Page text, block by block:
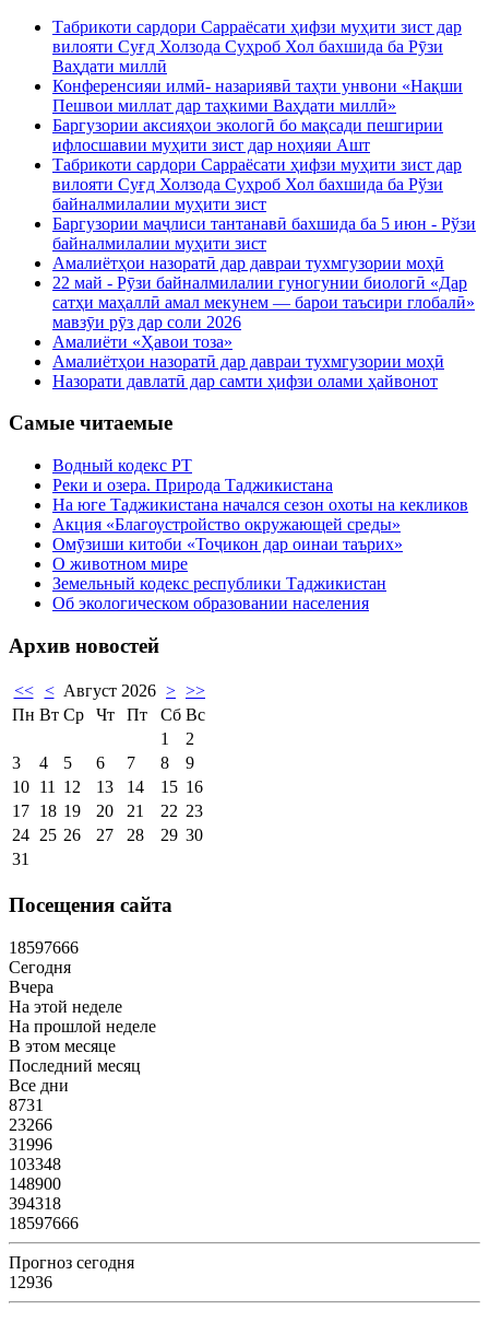
Табрикоти сардори Сарраёсати ҳифзи муҳити зист дар
вилояти Суғд Холзода Суҳроб Хол бахшида ба Рӯзи
Ваҳдати миллӣ
Конференсияи илмӣ- назариявӣ таҳти унвони «Нақши
Пешвои миллат дар таҳкими Ваҳдати миллӣ»
Баргузории аксияҳои экологӣ бо мақсади пешгирии
ифлосшавии муҳити зист дар ноҳияи Ашт
Табрикоти сардори Сарраёсати ҳифзи муҳити зист дар
вилояти Суғд Холзода Суҳроб Хол бахшида ба Рўзи
байналмилалии муҳити зист
Баргузории маҷлиси тантанавӣ бахшида ба 5 июн - Рўзи
байналмилалии муҳити зист
Амалиётҳои назоратӣ дар давраи тухмгузории моҳӣ
22 май - Рӯзи байналмилалии гуногунии биологӣ «Дар
сатҳи маҳаллӣ амал мекунем — барои таъсири глобалӣ»
мавзӯи рӯз дар соли 2026
Амалиёти «Ҳавои тоза»
Амалиётҳои назоратӣ дар давраи тухмгузории моҳӣ
Назорати давлатӣ дар самти ҳифзи олами ҳайвонот
Самые читаемые
Водный кодекс РТ
Реки и озера. Природа Таджикистана
На юге Таджикистана начался сезон охоты на кекликов
Акция «Благоустройство окружающей среды»
Омӯзиши китоби «Тоҷикон дар оинаи таърих»
О животном мире
Земельный кодекс республики Таджикистан
Об экологическом образовании населения
Архив новостей
<< < Август 2026 > >>
Пн Вт Ср Чт Пт Сб Вс
1
2
3
4 5 6 7 8
9
10 11 12 13 14 15 16
17 18 19 20 21 22 23
24 25 26 27 28 29 30
31
Посещения сайта
18597666
Сегодня
Вчера
На этой неделе
На прошлой неделе
В этом месяце
Последний месяц
Все дни
8731
23266
31996
103348
148900
394318
18597666
Прогноз сегодня
12936